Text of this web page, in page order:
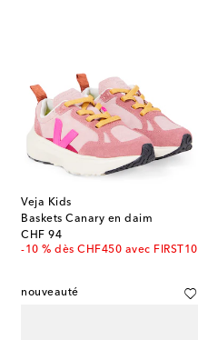
Veja Kids
Baskets Canary en daim
CHF 94
original price
-10 % dès CHF450 avec FIRST10
nouveauté